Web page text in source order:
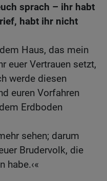
sprach – ihr habt
habt ihr nicht
Haus, das mein
euer Vertrauen setzt,
werde diesen
euren Vorfahren
Erdboden
sehen; darum
Brudervolk, die
habe.‹«